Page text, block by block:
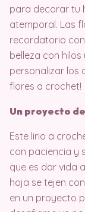
para decorar tu
atemporal. Las
recordatorio
belleza con hilos
personalizar los
flores a crochet!
Un proyecto
Este lirio a
con paciencia y
que es dar vida
hoja se tejen
en un proyecto